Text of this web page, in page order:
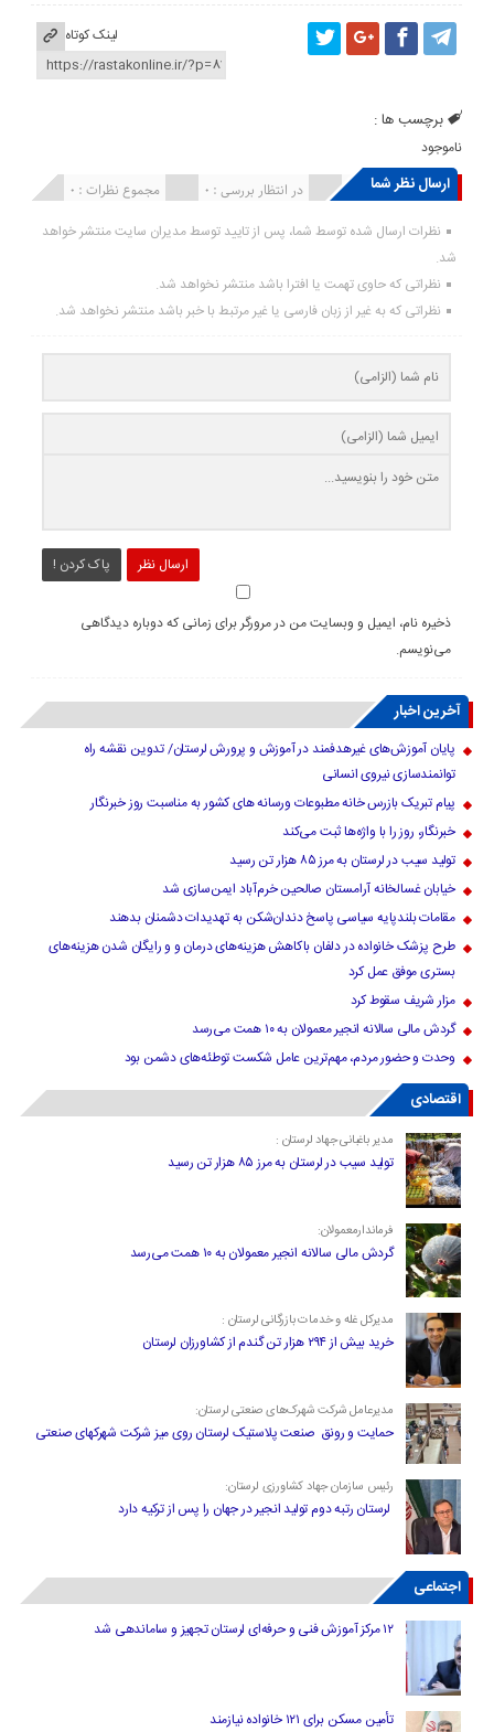
لینک کوتاه
برچسب ها :
ناموجود
ارسال نظر شما مجموع نظرات : 0 در انتظار بررسی : 0 انتشار یافته : ۰
نظرات ارسال شده توسط شما، پس از تایید توسط مدیران سایت منتشر خواهد
شد.
نظراتی که حاوی تهمت یا افترا باشد منتشر نخواهد شد.
نظراتی که به غیر از زبان فارسی یا غیر مرتبط با خبر باشد منتشر نخواهد شد.
ارسال نظر پاک کردن !
ذخیره نام، ایمیل و وبسایت من در مرورگر برای زمانی که دوباره دیدگاهی
می‌نویسم.
آخرین اخبار
پایان آموزش‌های غیرهدفمند در آموزش و پرورش لرستان/ تدوین نقشه راه
توانمندسازی نیروی انسانی
پیام تبریک بازرس خانه مطبوعات ورسانه های کشور به مناسبت روز خبرنگار
خبرنگار، روز را با واژه‌ها ثبت می‌کند
تولید سیب در لرستان به مرز ۸۵ هزار تن رسید
خیابان غسالخانه آرامستان صالحین خرم‌آباد ایمن‌سازی شد
مقامات بلندپایه سیاسی پاسخ دندان‌شکن به تهدیدات دشمنان بدهند
طرح پزشک خانواده در دلفان باکاهش هزینه‌های درمان و و رایگان شدن هزینه‌های
بستری موفق عمل کرد
مزار شریف سقوط کرد
گردش مالی سالانه انجیر معمولان به ۱۰ همت می‌رسد
وحدت و حضور مردم، مهم‌ترین عامل شکست توطئه‌های دشمن بود
اقتصادی
مدیر باغبانی جهاد لرستان :
تولید سیب در لرستان به مرز ۸۵ هزار تن رسید
فرماندارمعمولان:
گردش مالی سالانه انجیر معمولان به ۱۰ همت می‌رسد
مدیرکل غله و خدمات بازرگانی لرستان :
خرید بیش از ۲۹۴ هزار تن گندم از کشاورزان لرستان
مدیرعامل شرکت شهرک‌های صنعتی لرستان:
حمایت و رونق صنعت پلاستیک لرستان روی میز شرکت شهرکهای صنعتی
رئیس سازمان جهاد کشاورزی لرستان:
لرستان رتبه دوم تولید انجیر در جهان را پس از ترکیه دارد
اجتماعی
۱۲ مرکز آموزش فنی و حرفه‌ای لرستان تجهیز و ساماندهی شد
تأمین مسکن برای ۱۲۱ خانواده نیازمند